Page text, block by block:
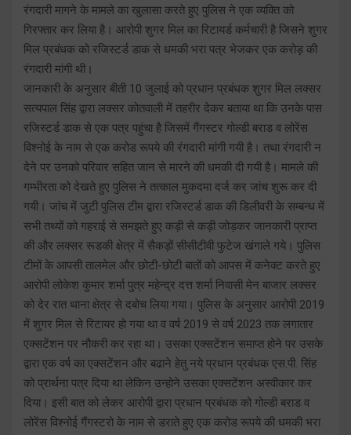
रंगदारी मागने के मामले का खुलासा करते हुए पुलिस ने एक व्यक्ति को
गिरफ्तार कर लिया है। आरोपी शुगर मिल का रिटायर्ड कर्मचारी है जिसने शुगर
मिल प्रबंधक को रजिस्टर्ड डाक से धमकी भरा पत्र भेजकर एक करोड़ की
रंगदारी मांगी थी।
जानकारी के अनुसार बीती 10 जुलाई को प्रधान प्रबंधक शुगर मिल लक्सर
सत्यपाल सिंह द्वारा लक्सर कोतवाली में तहरीर देकर बताया था कि उनके पास
रजिस्टर्ड डाक से एक पत्र पहुंचा है जिसमें गैंगस्टर गोल्डी बराड व लोरेंस
विश्नोई के नाम से एक करोड रूपये की रंगदारी मांगी गयी है। तथा रंगदारी न
देने पर उनको परिवार सहित जान से मारने की धमकी दी गयी है। मामले की
गम्भीरता को देखते हुए पुलिस ने तत्काल मुकदमा दर्ज कर जांच शुरू कर दी
गयी। जांच में जुटी पुलिस टीम द्वारा रजिस्टर्ड डाक की डिलीवरी के सम्बन्ध में
सभी तथ्यों को गहराई से समझते हुए कड़ी से कड़ी जोड़कर जानकारी प्राप्त
की और लक्सर रूडकी क्षेत्र में सैकड़ों सीसीटीवी फुटेज खंगाले गये। पुलिस
टीमों के आपसी तालमेल और छोटी-छोटी बातों को आपस में कनेक्ट करते हुए
आरोपी लोकेश कुमार शर्मा पुत्र महेन्द्र दत्त शर्मा निवासी मेन बाजार लक्सर
को देर रात थाना क्षेत्र से दबोच लिया गया। पुलिस के अनुसार आरोपी 2019
में शुगर मिल से रिटायर हो गया था व वर्ष 2019 से वर्ष 2023 तक लगातार
एक्सटेंशन पर नौकरी कर रहा था। उसका एक्सटेंशन समाप्त होने पर उसके
द्वारा एक वर्ष का एक्सटेंशन और बढाने हेतु नये प्रधान प्रबंधक एस.पी. सिंह
को प्रार्थना पत्र दिया था लेकिन उन्होने उसका एक्सटेंशन अस्वीकार कर
दिया। इसी बात को लेकर आरोपी द्वारा प्रधान प्रबंधक को गोल्डी बराड व
लोरेंस विश्नोई गैंगस्टरो के नाम से डराते हुए एक करोड रूपये की धमकी भरा